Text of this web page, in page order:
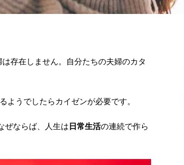
存在しません。自分たちの夫婦のカタ
ようでしたらカイゼンが必要です。
ぜならば、人生は 日常生活の連続で作ら